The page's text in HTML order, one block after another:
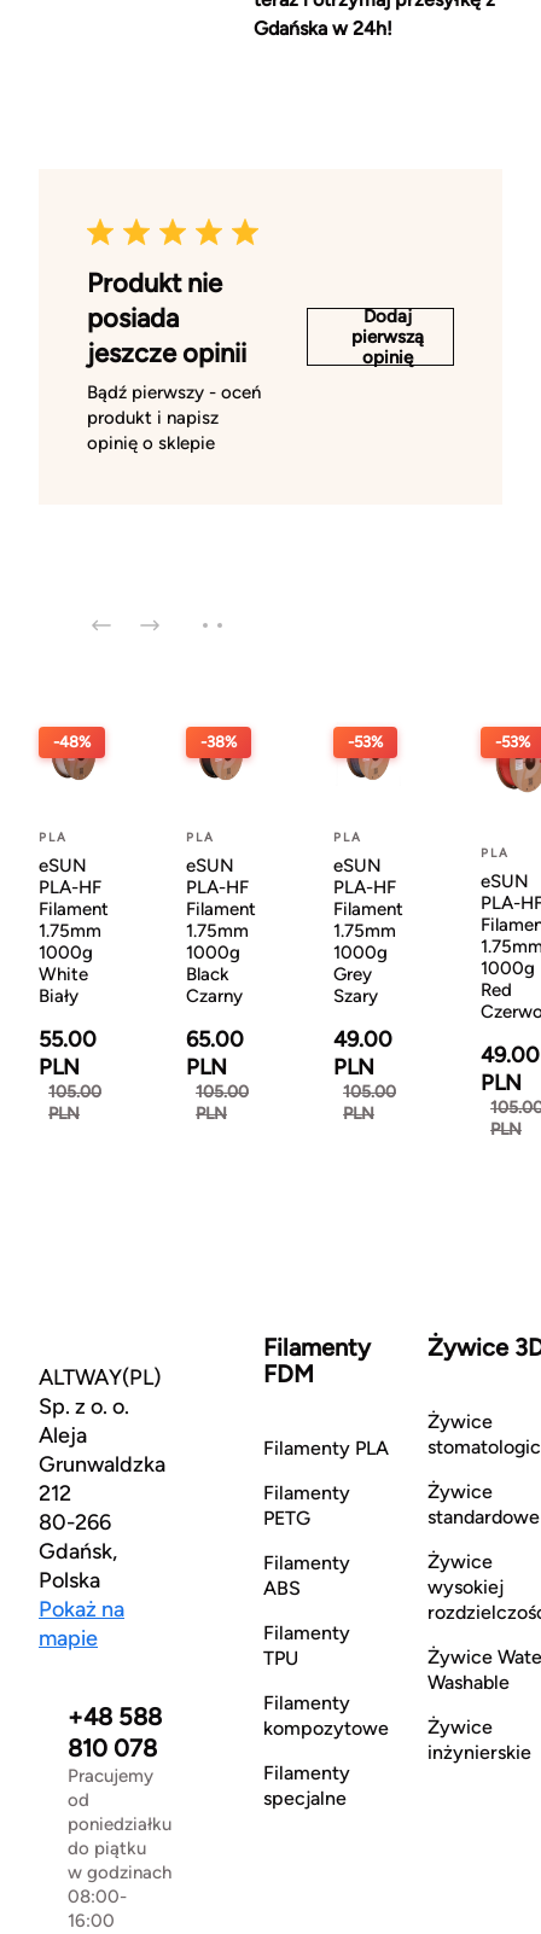
Gdańska w 24h!
Produkt nie
posiada
jeszcze opinii
Bądź pierwszy - oceń
produkt i napisz
opinię o sklepie
Dodaj
pierwszą
opinię
-48%
PLA
eSUN
PLA-HF
Filament
1.75mm
1000g
White
Biały
55.00
PLN
105.00
PLN
-38%
PLA
eSUN
PLA-HF
Filament
1.75mm
1000g
Black
Czarny
65.00
PLN
105.00
PLN
-53%
PLA
eSUN
PLA-HF
Filament
1.75mm
1000g
Grey
Szary
49.00
PLN
105.00
PLN
-53%
PLA
eSUN
PLA-
1000g
Red
49.00
PLN
PLN
ALTWAY(PL)
Sp. z o. o.
Aleja
Grunwaldzka
212
80-266
Gdańsk,
Polska
Pokaż na
mapie
+48 588
810 078
Pracujemy
od
poniedziałku
do piątku
w godzinach
08:00-
16:00
Filamenty
FDM
Filamenty PLA
Filamenty
PETG
Filamenty
ABS
Filamenty
TPU
Filamenty
kompozytowe
Filamenty
specjalne
Żywice
Żywice
Żywice
standardowe
Żywice
wysokiej
Żywice
Washable
Żywice
inżynierskie